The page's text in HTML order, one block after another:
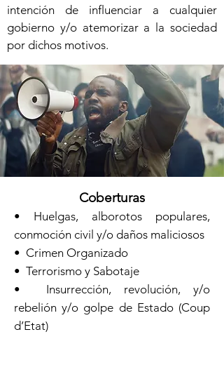
intención de influenciar a cualquier
gobierno y/o atemorizar a la sociedad
por dichos motivos.
Coberturas
• Huelgas, alborotos populares,
conmoción civil y/o daños maliciosos
• Crimen Organizado
• Terrorismo y Sabotaje
• Insurrección, revolución, y/o
rebelión y/o golpe de Estado (Coup
d’Etat)